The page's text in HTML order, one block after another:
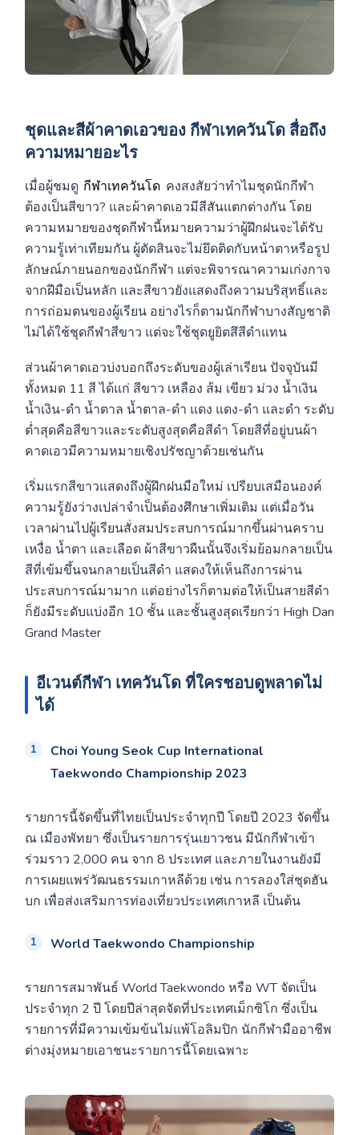
ชุดและสีผ้าคาดเอวของ กีฬาเทควันโด สื่อถึง
ความหมายอะไร
เมื่อผู้ชมดู กีฬาเทควันโด คงสงสัยว่าทำไมชุดนักกีฬา
ต้องเป็นสีขาว? และผ้าคาดเอวมีสีสันแตกต่างกัน โดย
ความหมายของชุดกีฬานี้หมายความว่าผู้ฝึกฝนจะได้รับ
ความรู้เท่าเทียมกัน ผู้ตัดสินจะไม่ยึดติดกับหน้าตาหรือรูป
ลักษณ์ภายนอกของนักกีฬา แต่จะพิจารณาความเก่งกาจ
จากฝีมือเป็นหลัก และสีขาวยังแสดงถึงความบริสุทธิ์และ
การถ่อมตนของผู้เรียน อย่างไรก็ตามนักกีฬาบางสัญชาติ
ไม่ได้ใช้ชุดกีฬาสีขาว แต่จะใช้ชุดยูยิตสึสีดำแทน
ส่วนผ้าคาดเอวบ่งบอกถึงระดับของผู้เล่าเรียน ปัจจุบันมี
ทั้งหมด 11 สี ได้แก่ สีขาว เหลือง ส้ม เขียว ม่วง น้ำเงิน
น้ำเงิน-ดำ น้ำตาล น้ำตาล-ดำ แดง แดง-ดำ และดำ ระดับ
ต่ำสุดคือสีขาวและระดับสูงสุดคือสีดำ โดยสีที่อยู่บนผ้า
คาดเอวมีความหมายเชิงปรัชญาด้วยเช่นกัน
เริ่มแรกสีขาวแสดงถึงผู้ฝึกฝนมือใหม่ เปรียบเสมือนองค์
ความรู้ยังว่างเปล่าจำเป็นต้องศึกษาเพิ่มเติม แต่เมื่อวัน
เวลาผ่านไปผู้เรียนสั่งสมประสบการณ์มากขึ้นผ่านคราบ
เหงื่อ น้ำตา และเลือด ผ้าสีขาวผืนนั้นจึงเริ่มย้อมกลายเป็น
สีที่เข้มขึ้นจนกลายเป็นสีดำ แสดงให้เห็นถึงการผ่าน
ประสบการณ์มามาก แต่อย่างไรก็ตามต่อให้เป็นสายสีดำ
ก็ยังมีระดับแบ่งอีก 10 ชั้น และชั้นสูงสุดเรียกว่า High Dan
Grand Master
อีเวนต์กีฬา เทควันโด ที่ใครชอบดูพลาดไม่
ได้
Choi Young Seok Cup International
Taekwondo Championship 2023
รายการนี้จัดขึ้นที่ไทยเป็นประจำทุกปี โดยปี 2023 จัดขึ้น
ณ เมืองพัทยา ซึ่งเป็นรายการรุ่นเยาวชน มีนักกีฬาเข้า
ร่วมราว 2,000 คน จาก 8 ประเทศ และภายในงานยังมี
การเผยแพร่วัฒนธรรมเกาหลีด้วย เช่น การลองใส่ชุดฮัน
บก เพื่อส่งเสริมการท่องเที่ยวประเทศเกาหลี เป็นต้น
World Taekwondo Championship
รายการสมาพันธ์ World Taekwondo หรือ WT จัดเป็น
ประจำทุก 2 ปี โดยปีล่าสุดจัดที่ประเทศเม็กซิโก ซึ่งเป็น
รายการที่มีความเข้มข้นไม่แพ้โอลิมปิก นักกีฬามืออาชีพ
ต่างมุ่งหมายเอาชนะรายการนี้โดยเฉพาะ